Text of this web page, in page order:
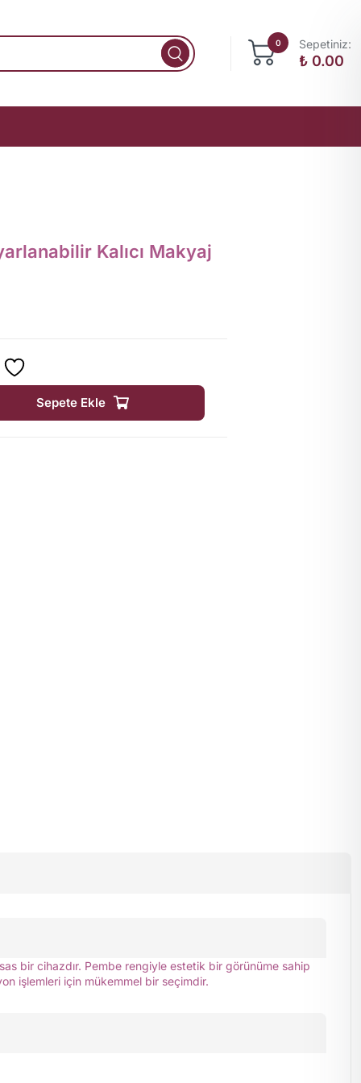
0 Sepetiniz:
₺ 0.00
Kalıcı Makyaj
Sepete Ekle
bir cihazdır. Pembe rengiyle estetik bir görünüme sahip
işlemleri için mükemmel bir seçimdir.